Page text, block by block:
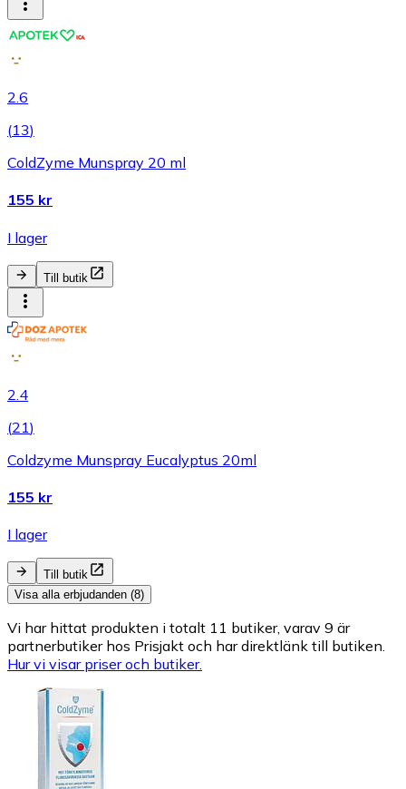
2.6
(13)
ColdZyme Munspray 20 ml
155 kr
I lager
Till butik
2.4
(21)
Coldzyme Munspray Eucalyptus 20ml
155 kr
I lager
Till butik
Visa alla erbjudanden (8)
Vi har hittat produkten i totalt 11 butiker, varav 9 är
partnerbutiker hos Prisjakt och har direktlänk till butiken.
Hur vi visar priser och butiker.